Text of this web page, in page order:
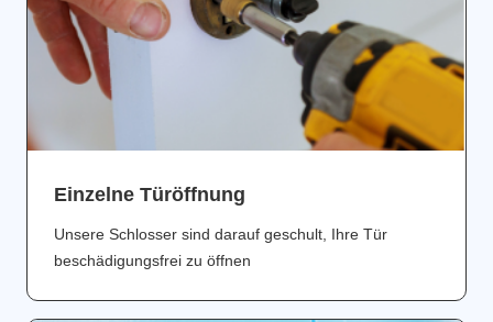
Einzelne Türöffnung
Unsere Schlosser sind darauf geschult, Ihre Tür
beschädigungsfrei zu öffnen